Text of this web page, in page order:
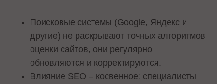
Поисковые системы (Google, Яндекс и
другие) не раскрывают точных алгоритмов
оценки сайтов, они регулярно
обновляются и корректируются.
Влияние SEO – косвенное: специалисты